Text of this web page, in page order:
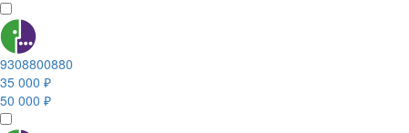
9308800880
35 000 ₽
50 000 ₽